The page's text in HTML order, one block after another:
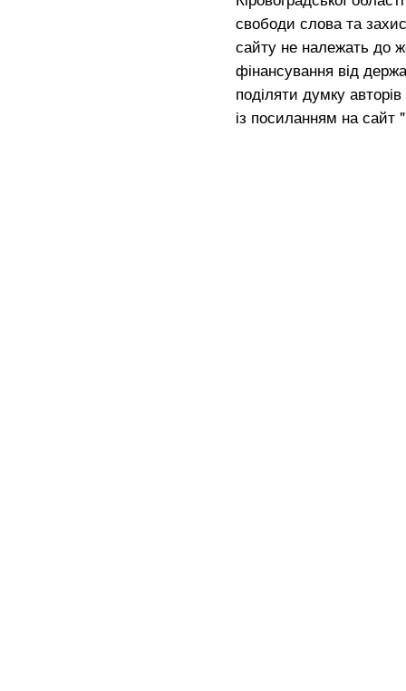
свободи слова та
сайту не належать до
фінансування від
поділяти думку
із посиланням на сайт